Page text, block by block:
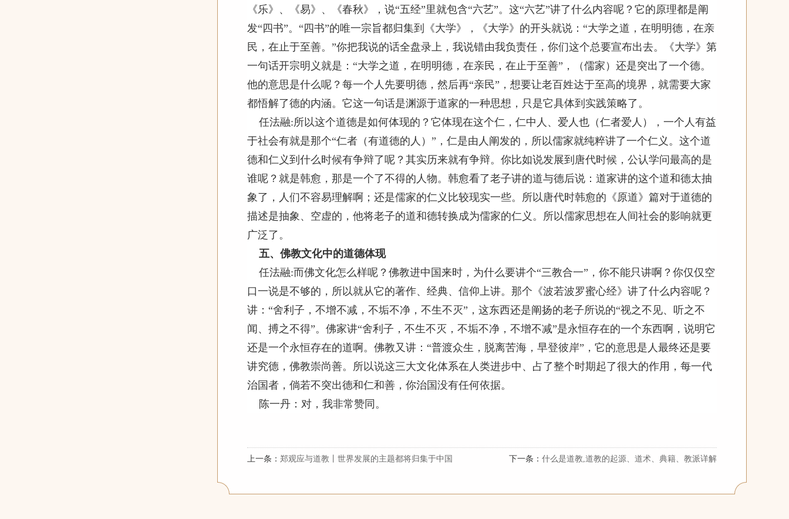
《乐》、《易》、《春秋》，说“五经”里就包含“六艺”。这“六艺”讲了什么内容呢？它的原理都是阐
发“四书”。“四书”的唯一宗旨都归集到《大学》，《大学》的开头就说：“大学之道，在明明德，在亲
民，在止于至善。”你把我说的话全盘录上，我说错由我负责任，你们这个总要宣布出去。《大学》第
一句话开宗明义就是：“大学之道，在明明德，在亲民，在止于至善”，（儒家）还是突出了一个德。
他的意思是什么呢？每一个人先要明德，然后再“亲民”，想要让老百姓达于至高的境界，就需要大家
都悟解了德的内涵。它这一句话是渊源于道家的一种思想，只是它具体到实践策略了。
任法融:所以这个道德是如何体现的？它体现在这个仁，仁中人、爱人也（仁者爱人），一个人有益
于社会有就是那个“仁者（有道德的人）”，仁是由人阐发的，所以儒家就纯粹讲了一个仁义。这个道
德和仁义到什么时候有争辩了呢？其实历来就有争辩。你比如说发展到唐代时候，公认学问最高的是
谁呢？就是韩愈，那是一个了不得的人物。韩愈看了老子讲的道与德后说：道家讲的这个道和德太抽
象了，人们不容易理解啊；还是儒家的仁义比较现实一些。所以唐代时韩愈的《原道》篇对于道德的
描述是抽象、空虚的，他将老子的道和德转换成为儒家的仁义。所以儒家思想在人间社会的影响就更
广泛了。
五、佛教文化中的道德体现
任法融:而佛文化怎么样呢？佛教进中国来时，为什么要讲个“三教合一”，你不能只讲啊？你仅仅空
口一说是不够的，所以就从它的著作、经典、信仰上讲。那个《波若波罗蜜心经》讲了什么内容呢？
讲：“舍利子，不增不减，不垢不净，不生不灭”，这东西还是阐扬的老子所说的“视之不见、听之不
闻、搏之不得”。佛家讲“舍利子，不生不灭，不垢不净，不增不减”是永恒存在的一个东西啊，说明它
还是一个永恒存在的道啊。佛教又讲：“普渡众生，脱离苦海，早登彼岸”，它的意思是人最终还是要
讲究德，佛教崇尚善。所以说这三大文化体系在人类进步中、占了整个时期起了很大的作用，每一代
治国者，倘若不突出德和仁和善，你治国没有任何依据。
陈一丹：对，我非常赞同。
上一条： 郑观应与道教丨世界发展的主题都将归集于中国 下一条： 什么是道教,道教的起源、道术、典籍、教派详解